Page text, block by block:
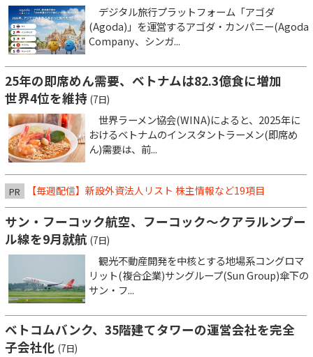
デジタル旅行プラットフォーム「アゴダ
(Agoda)」を運営するアゴダ・カンパニー(Agoda
Company、シンガ...
25年の即席めん需要、ベトナムは82.3億食に増加
世界4位を維持 (7日)
世界ラーメン協会(WINA)によると、2025年に
おけるベトナムのインスタントラーメン(即席め
ん)需要は、前...
PR 【毎週配信】新設外資法人リスト 株主情報など19項目
サン・フーコック航空、フーコック～クアラルンプー
ル線を9月就航 (7日)
観光不動産開発を中核とする地場系コングロマ
リット(複合企業)サングループ(Sun Group)傘下の
サン・フ...
ベトコムバンク、35階建てタワーの運営会社を完全
子会社化 (7日)